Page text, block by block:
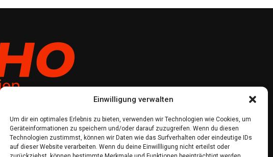
Einwilligung verwalten
Um dir ein optimales Erlebnis zu bieten, verwenden wir Technologien wie Cookies, um
Geräteinformationen zu speichern und/oder darauf zuzugreifen. Wenn du diesen
Technologien zustimmst, können wir Daten wie das Surfverhalten oder eindeutige IDs
auf dieser Website verarbeiten. Wenn du deine Einwillligung nicht erteilst oder
(EU)